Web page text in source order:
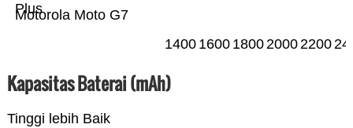
Motorola Moto G7
Plus
1400 1600 180020002200
Kapasitas Baterai (mAh)
Tinggi lebih Baik